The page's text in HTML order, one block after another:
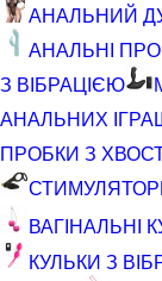
АНАЛЬНИЙ
АНАЛЬНІ
З ВІБРАЦІЄЮ
АНАЛЬНИХ
ПРОБКИ З
ВАГІНАЛЬНІ
КУЛЬКИ З